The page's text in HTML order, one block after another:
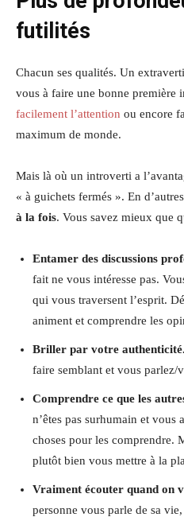
futilités
Chacun ses qualités. Un
vous à faire une bonne première
facilement l’attention ou encore
maximum de monde.
Mais là où un introverti a
« à guichets fermés ». En
à la fois. Vous savez mieux que
Entamer des discussions
fait ne vous intéresse pas.
qui vous traversent l’esprit.
animent et comprendre les
Briller par votre authenticité.
faire semblant et vous parlez/
Comprendre ce que les
n’êtes pas surhumain et
choses pour les comprendre.
plutôt bien vous mettre à la
Vraiment écouter quand on
personne vous parle de sa